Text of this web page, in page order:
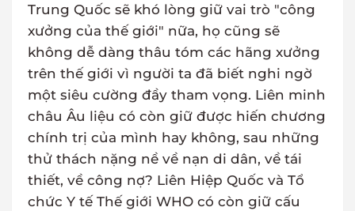
Trung Quốc sẽ khó lòng giữ vai trò "công
xưởng của thế giới" nữa, họ cũng sẽ
không dễ dàng thâu tóm các hãng xưởng
trên thế giới vì người ta đã biết nghi ngờ
một siêu cường đầy tham vọng. Liên minh
châu Âu liệu có còn giữ được hiến chương
chính trị của mình hay không, sau những
thử thách nặng nề về nạn di dân, về tái
thiết, về công nợ? Liên Hiệp Quốc và Tổ
chức Y tế Thế giới WHO có còn giữ cấu